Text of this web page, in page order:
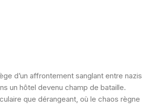
d’un affrontement sanglant entre nazis
un hôtel devenu champ de bataille.
que dérangeant, où le chaos règne